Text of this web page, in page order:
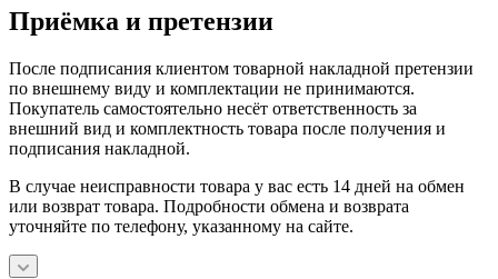
Приёмка и претензии
После подписания клиентом товарной накладной претензии
по внешнему виду и комплектации не принимаются.
Покупатель самостоятельно несёт ответственность за
внешний вид и комплектность товара после получения и
подписания накладной.
В случае неисправности товара у вас есть 14 дней на обмен
или возврат товара. Подробности обмена и возврата
уточняйте по телефону, указанному на сайте.